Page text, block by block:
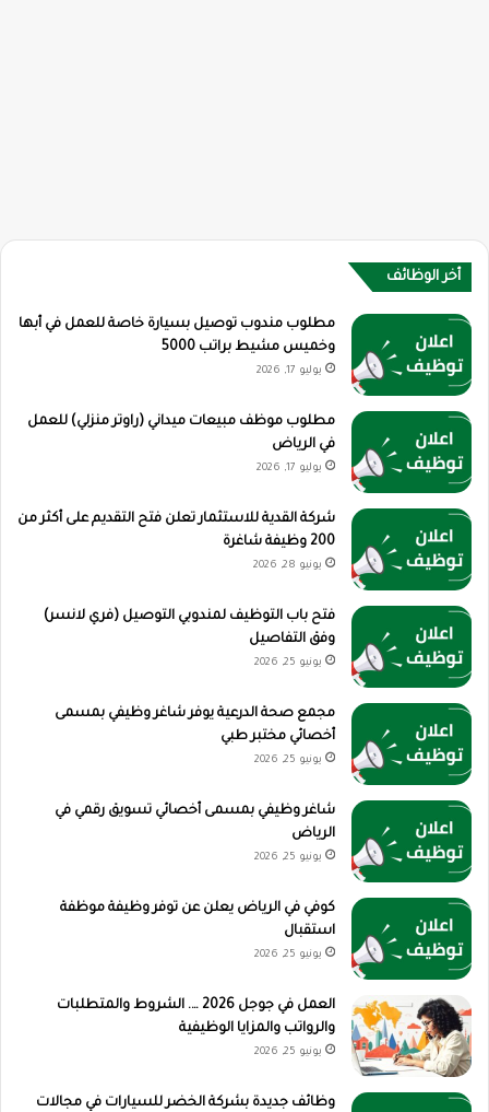
أخر الوظائف
مطلوب مندوب توصيل بسيارة خاصة للعمل في أبها
وخميس مشيط براتب 5000
يوليو 17, 2026
مطلوب موظف مبيعات ميداني (راوتر منزلي) للعمل
في الرياض
يوليو 17, 2026
شركة القدية للاستثمار تعلن فتح التقديم على أكثر من
200 وظيفة شاغرة
يونيو 28, 2026
فتح باب التوظيف لمندوبي التوصيل (فري لانسر)
وفق التفاصيل
يونيو 25, 2026
مجمع صحة الدرعية يوفر شاغر وظيفي بمسمى
أخصائي مختبر طبي
يونيو 25, 2026
شاغر وظيفي بمسمى أخصائي تسويق رقمي في
الرياض
يونيو 25, 2026
كوفي في الرياض يعلن عن توفر وظيفة موظفة
استقبال
يونيو 25, 2026
العمل في جوجل 2026 …. الشروط والمتطلبات
والرواتب والمزايا الوظيفية
يونيو 25, 2026
وظائف جديدة بشركة الخضر للسيارات في مجالات